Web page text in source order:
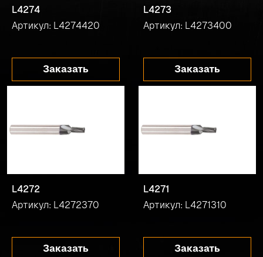
L4274
Артикул: L4274420
Заказать
L4273
Артикул: L4273400
Заказать
L4272
Артикул: L4272370
Заказать
L4271
Артикул: L4271310
Заказать